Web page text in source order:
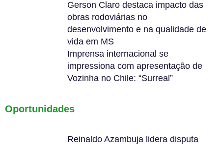
Gerson Claro destaca impacto das
obras rodoviárias no
desenvolvimento e na qualidade de
vida em MS
Imprensa internacional se
impressiona com apresentação de
Vozinha no Chile: “Surreal”
Oportunidades
Reinaldo Azambuja lidera disputa